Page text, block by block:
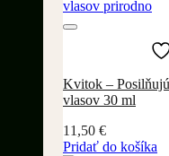
Kvitok –
vlasov 30 ml
11,50 €
Pridať do košíka